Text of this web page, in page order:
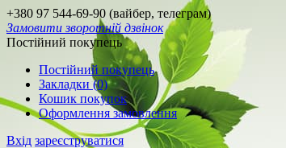
+380 97 544-69-90 (вайбер, телеграм)
Замовити зворотній дзвінок
Постійний покупець
Постійний покупець
Закладки (0)
Кошик покупок
Оформлення замовлення
Вхід зареєструватися